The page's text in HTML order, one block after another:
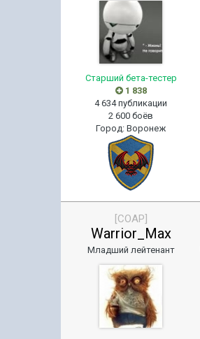
Старший бета-тестер
1 838
4 634 публикации
2 600 боёв
Город:Воронеж
[COAP]
Warrior_Max
Младший лейтенант